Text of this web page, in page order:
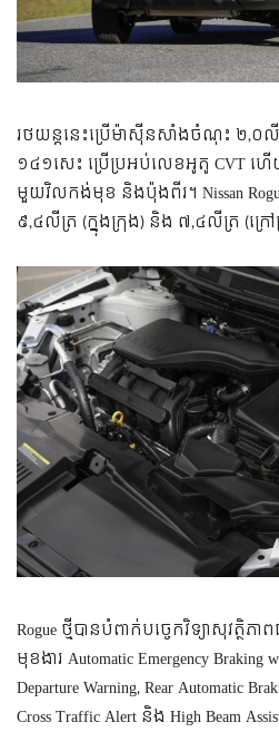
រថយន្តនេះប្រើម៉ាស៊ីនសាំងចំណុះ ២,០
១៤១សេះ ប្រើប្រអប់លេខអូតូ CVT ហ
មួយវិលកង់មុខ និងប៉ុងពីរ។ Nissan
៩,៤លីត្រ (ក្នុងក្រុង) និង ៧,៤លីត្រ (ក្រៅ
Rogue ថ្មីបានបំពាក់បច្ចេកវិទ្យាសុវត្ថិ
មុខងារ Automatic Emergency Braking
Departure Warning, Rear Automatic
Cross Traffic Alert និង High Beam